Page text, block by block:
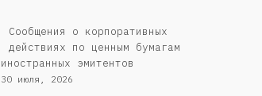
Сообщения о корпоративных
действиях по ценным бумагам
иностранных эмитентов
30 июля, 2026